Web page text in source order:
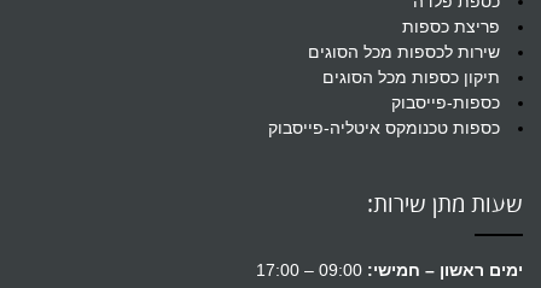
פריצת כספות
שירות לכספות מכל הסוגים
תיקון כספות מכל הסוגים
כספות-פייסבוק
כספות טכנומקס איטליה-פייסבוק
שעות מתן שירות:
ימים ראשון – חמישי: